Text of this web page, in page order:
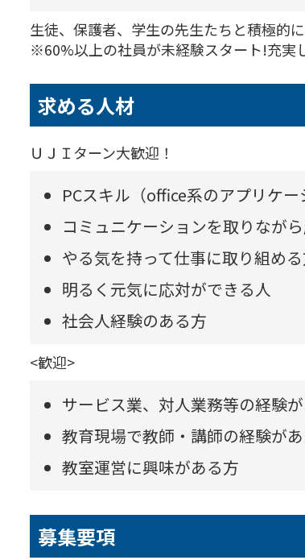
生徒、保護者、学生の先生たちと積極的
※60%以上の社員が未経験スタート!充実
求める人材
ＵＪＩターン大歓迎！
PCスキル（office系のアプリケー
コミュニケーションを取りなが
やる気を持って仕事に取り組め
明るく元気に応対ができる人
社会人経験のある方
<歓迎>
サービス業、対人業務等の経験
教育現場で教師・講師の経験が
教室運営に興味がある方
募集要項